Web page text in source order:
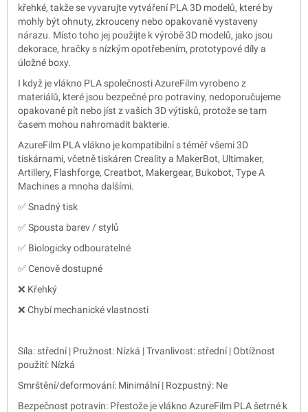
křehké, takže se vyvarujte vytváření PLA 3D modelů, které by
mohly být ohnuty, zkrouceny nebo opakovaně vystaveny
nárazu. Místo toho jej použijte k výrobě 3D modelů, jako jsou
dekorace, hračky s nízkým opotřebením, prototypové díly a
úložné boxy.
I když je vlákno PLA společnosti AzureFilm vyrobeno z
materiálů, které jsou bezpečné pro potraviny, nedoporučujeme
opakovaně pít nebo jíst z vašich 3D výtisků, protože se tam
časem mohou nahromadit bakterie.
AzureFilm PLA vlákno je kompatibilní s téměř všemi 3D
tiskárnami, včetně tiskáren Creality a MakerBot, Ultimaker,
Artillery, Flashforge, Creatbot, Makergear, Bukobot, Type A
Machines a mnoha dalšími.
✅ Snadný tisk
✅ Spousta barev / stylů
✅ Biologicky odbouratelné
✅ Cenově dostupné
❌ Křehký
❌ Chybí mechanické vlastnosti
Síla: střední | Pružnost: Nízká | Trvanlivost: střední | Obtížnost
použití: Nízká
Smrštění/deformování: Minimální | Rozpustný: Ne
Bezpečnost potravin: Přestože je vlákno AzureFilm PLA šetrné k